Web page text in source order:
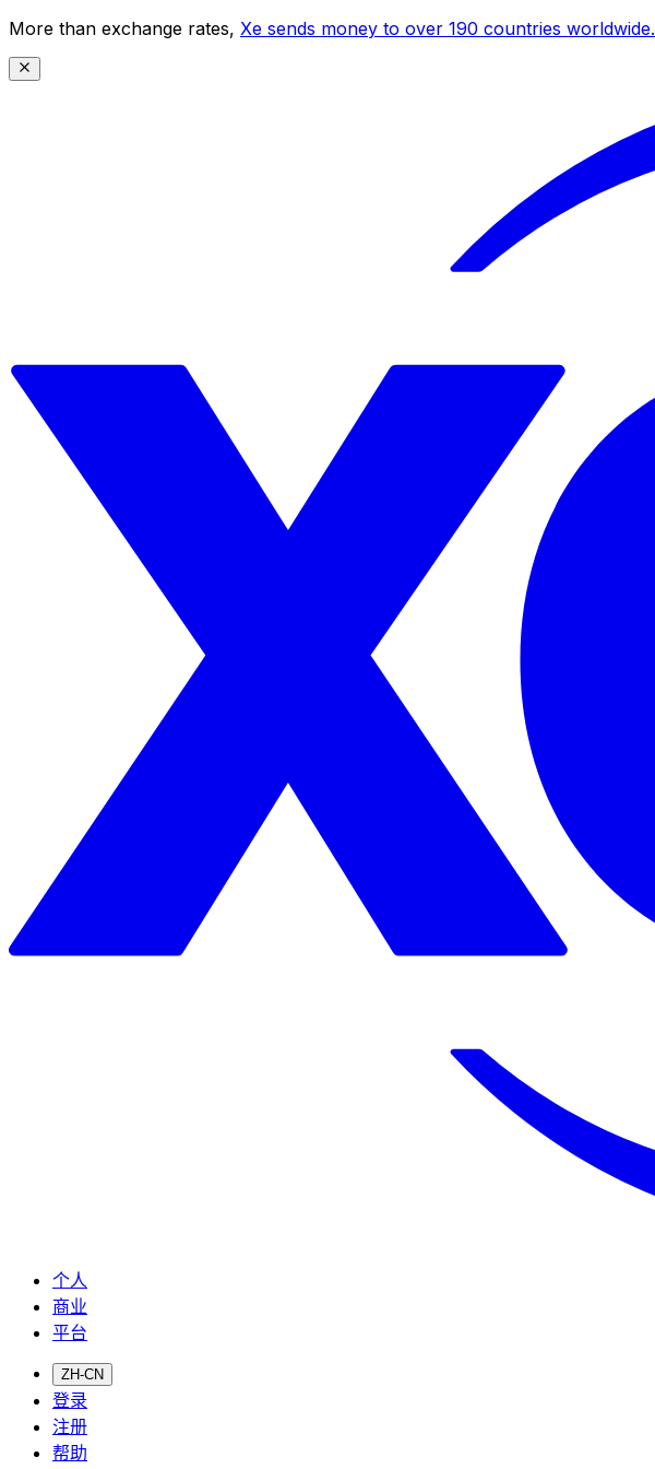
More than exchange rates, Xe sends money to over 190 countries worldwide.
个人
商业
平台
ZH-CN
登录
注册
帮助